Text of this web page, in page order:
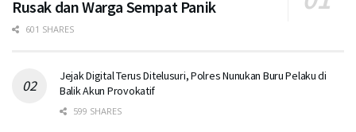
Rusak dan Warga Sempat Panik
601 SHARES
Jejak Digital Terus Ditelusuri, Polres Nunukan Buru Pelaku di
Balik Akun Provokatif
599 SHARES